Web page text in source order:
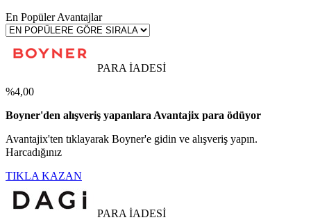
En Popüler Avantajlar
PARA İADESİ
%4,00
Boyner'den alışveriş yapanlara Avantajix para ödüyor
Avantajix'ten tıklayarak Boyner'e gidin ve alışveriş yapın.
Harcadığınız
TIKLA KAZAN
PARA İADESİ